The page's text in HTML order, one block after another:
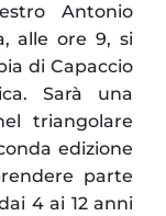
Antonio
alle ore 9, si
di Capaccio
Sarà una
triangolare
edizione
parte
4 ai 12 anni